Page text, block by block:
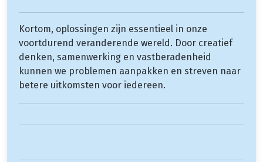
Kortom, oplossingen zijn essentieel in onze
voortdurend veranderende wereld. Door creatief
denken, samenwerking en vastberadenheid
kunnen we problemen aanpakken en streven naar
betere uitkomsten voor iedereen.